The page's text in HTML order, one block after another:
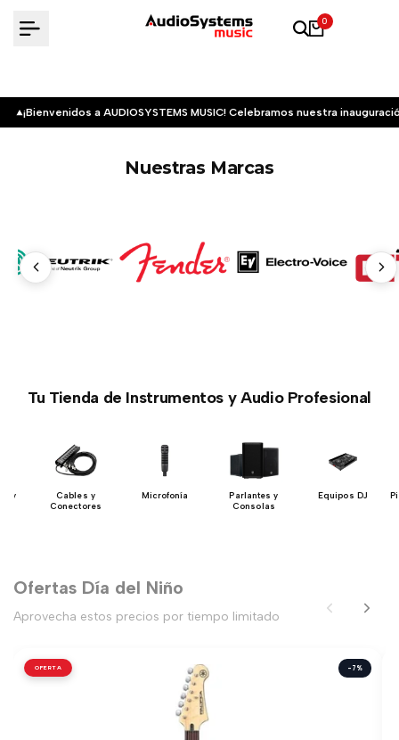
0
¡Bienvenidos a AUDIOSYSTEMS MUSIC! Celebramos nuestra
Nuestras Marcas
Tu Tienda de Instrumentos y Audio Profesional
y
Cables y
Conectores
Microfonía
Parlantes y
Consolas
Equipos DJ
Ofertas Día del Niño
Aprovecha estos precios por tiempo limitado
OFERTA -7%